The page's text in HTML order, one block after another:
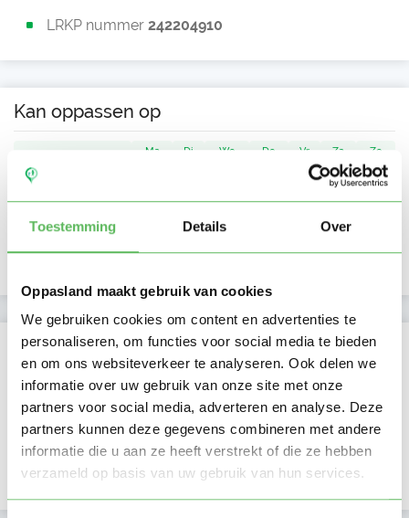
Toestemming Details Over
Oppasland maakt gebruik van cookies
We gebruiken cookies om content en advertenties te
personaliseren, om functies voor social media te bieden
en om ons websiteverkeer te analyseren. Ook delen we
informatie over uw gebruik van onze site met onze
partners voor social media, adverteren en analyse. Deze
partners kunnen deze gegevens combineren met andere
informatie die u aan ze heeft verstrekt of die ze hebben
verzameld op basis van uw gebruik van hun services.
LRKP nummer 242204910
Kan oppassen op
Ma Di Wo Do Vr Za
Zo
Ochtend
Avond
NIEUW
Activiteit op Oppasland
Laatste activiteit 06-04-2026
Lid sinds 23-02-2021
Profiel bijgewerkt 03-04-2026